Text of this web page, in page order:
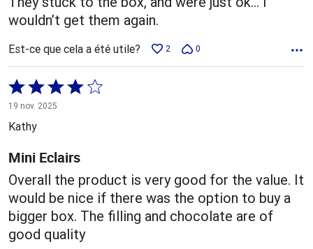
wouldn’t get them again.
Est-ce que cela a été utile? 2 0
Coté
4 sur
5
19 nov. 2025
Kathy
Mini Eclairs
Overall the product is very good for the value. It
would be nice if there was the option to buy a
bigger box. The filling and chocolate are of
good quality